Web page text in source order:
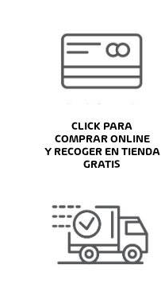
CLICK PARA
COMPRAR ONLINE
Y RECOGER EN TIENDA
GRATIS